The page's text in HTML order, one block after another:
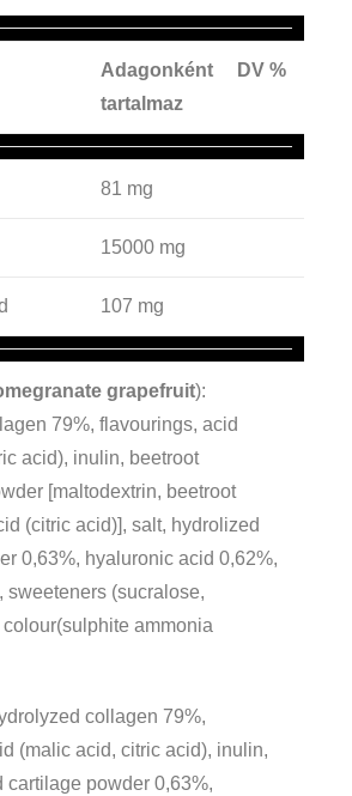
Adagonként
tartalmaz
DV %
81 mg
15000 mg
107 mg
grapefruit):
79%, flavourings, acid
acid), inulin, beetroot
[maltodextrin, beetroot
(citric acid)], salt, hydrolized
0,63%, hyaluronic acid 0,62%,
sweeteners (sucralose,
ammonia
collagen 79%,
(malic acid, citric acid), inulin,
cartilage powder 0,63%,